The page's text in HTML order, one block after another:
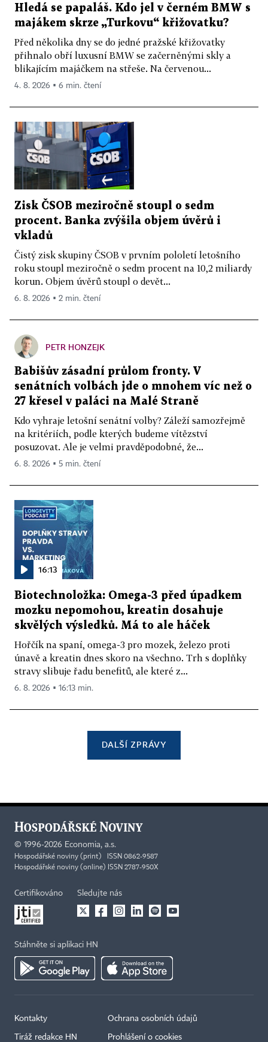
Hledá se papaláš. Kdo jel v černém BMW s
majákem skrze „Turkovu“ křižovatku?
Před několika dny se do jedné pražské křižovatky
přihnalo obří luxusní BMW se začerněnými skly a
blikajícím majáčkem na střeše. Na červenou...
4. 8. 2026 ▪ 6 min. čtení
Zisk ČSOB meziročně stoupl o sedm
procent. Banka zvýšila objem úvěrů i
vkladů
Čistý zisk skupiny ČSOB v prvním pololetí letošního
roku stoupl meziročně o sedm procent na 10,2 miliardy
korun. Objem úvěrů stoupl o devět...
6. 8. 2026 ▪ 2 min. čtení
PETR HONZEJK
Babišův zásadní průlom fronty. V
senátních volbách jde o mnohem víc než o
27 křesel v paláci na Malé Straně
Kdo vyhraje letošní senátní volby? Záleží samozřejmě
na kritériích, podle kterých budeme vítězství
posuzovat. Ale je velmi pravděpodobné, že...
6. 8. 2026 ▪ 5 min. čtení
16:13
Biotechnoložka: Omega-3 před úpadkem
mozku nepomohou, kreatin dosahuje
skvělých výsledků. Má to ale háček
Hořčík na spaní, omega-3 pro mozek, železo proti
únavě a kreatin dnes skoro na všechno. Trh s doplňky
stravy slibuje řadu benefitů, ale které z...
6. 8. 2026 ▪ 16:13 min.
DALŠÍ ZPRÁVY
© 1996-2026 Economia, a.s.
Hospodářské noviny (print) ISSN 0862-9587
Hospodářské noviny (online) ISSN 2787-950X
Certifikováno Sledujte nás
Stáhněte si aplikaci HN
Kontakty
Tiráž redakce HN
Ochrana osobních údajů
Prohlášení o cookies